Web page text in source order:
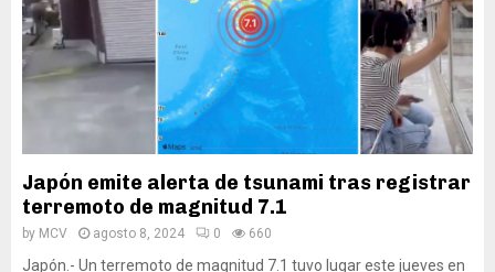
Japón emite alerta de tsunami tras registrar
terremoto de magnitud 7.1
by MCV agosto 8, 2024 0 660
Japón.- Un terremoto de magnitud 7.1 tuvo lugar este jueves en